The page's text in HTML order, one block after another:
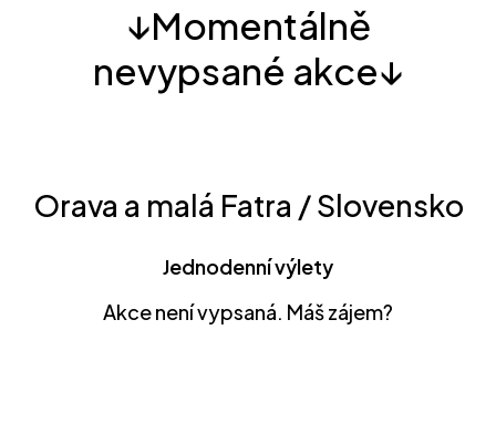
↓Momentálně
nevypsané akce↓
Orava a malá Fatra / Slovensko
Jednodenní výlety
Akce není vypsaná. Máš zájem?